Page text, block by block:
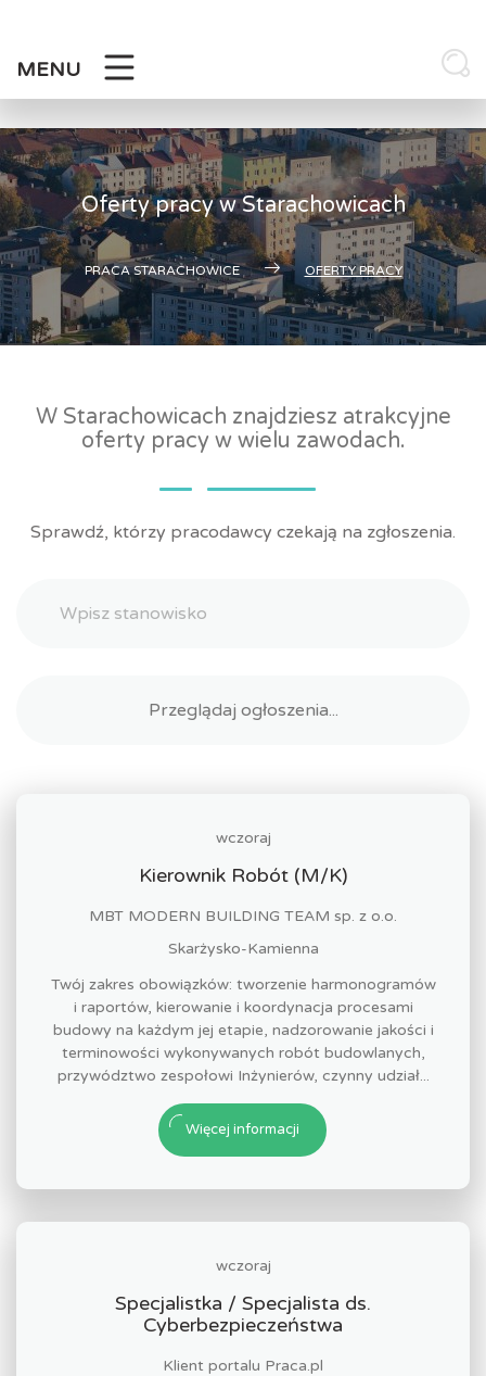
MENU
Oferty pracy w Starachowicach
PRACA STARACHOWICE OFERTY PRACY
W Starachowicach znajdziesz atrakcyjne
oferty pracy w wielu zawodach.
Sprawdź, którzy pracodawcy czekają na zgłoszenia.
wczoraj
Kierownik Robót (M/K)
MBT MODERN BUILDING TEAM sp. z o.o.
Skarżysko-Kamienna
Twój zakres obowiązków: tworzenie harmonogramów
i raportów, kierowanie i koordynacja procesami
budowy na każdym jej etapie, nadzorowanie jakości i
terminowości wykonywanych robót budowlanych,
przywództwo zespołowi Inżynierów, czynny udział...
Więcej informacji
wczoraj
Specjalistka / Specjalista ds.
Cyberbezpieczeństwa
Klient portalu Praca.pl